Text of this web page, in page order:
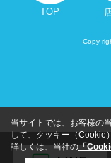
TOP
Copy
当サイトでは、お客様の
して、クッキー（Cookie
詳しくは、当社の 「